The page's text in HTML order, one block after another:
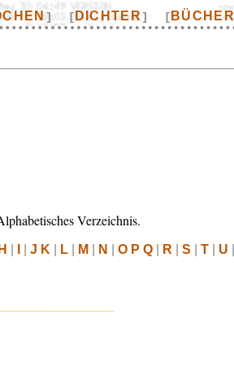
] [ DICHTER] [ BÜCHER
Verzeichnis.
H J K L M N O P Q R S T U